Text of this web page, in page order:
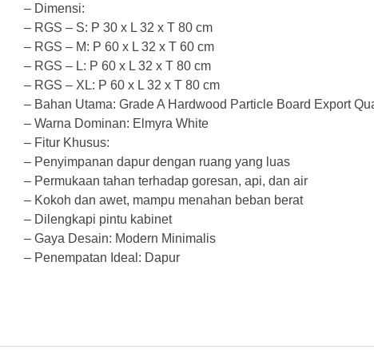
– Dimensi:
– RGS – S: P 30 x L 32 x T 80 cm
– RGS – M: P 60 x L 32 x T 60 cm
– RGS – L: P 60 x L 32 x T 80 cm
– RGS – XL: P 60 x L 32 x T 80 cm
– Bahan Utama: Grade A Hardwood Particle Board Export
– Warna Dominan: Elmyra White
– Fitur Khusus:
– Penyimpanan dapur dengan ruang yang luas
– Permukaan tahan terhadap goresan, api, dan air
– Kokoh dan awet, mampu menahan beban berat
– Dilengkapi pintu kabinet
– Gaya Desain: Modern Minimalis
– Penempatan Ideal: Dapur